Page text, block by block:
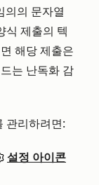
의의 문자열
식 제출의 텍
해당 제출은
는 난독화 감
관리하려면:
설정 아이콘